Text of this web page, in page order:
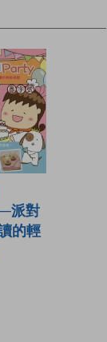
派對
的輕